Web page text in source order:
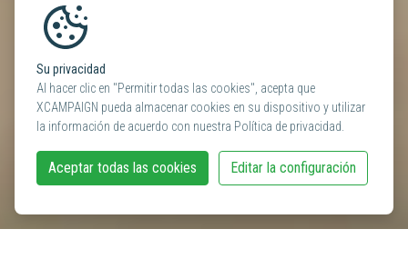
Su privacidad
Al hacer clic en "Permitir todas las cookies", acepta que
XCAMPAIGN pueda almacenar cookies en su dispositivo y utilizar
la información de acuerdo con nuestra Política de privacidad.
Aceptar todas las cookies Editar la configuración